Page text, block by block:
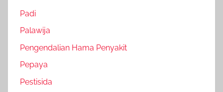
Padi
Palawija
Pengendalian Hama Penyakit
Pepaya
Pestisida